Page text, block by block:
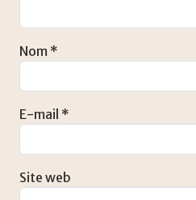
Nom *
E-mail *
Site web